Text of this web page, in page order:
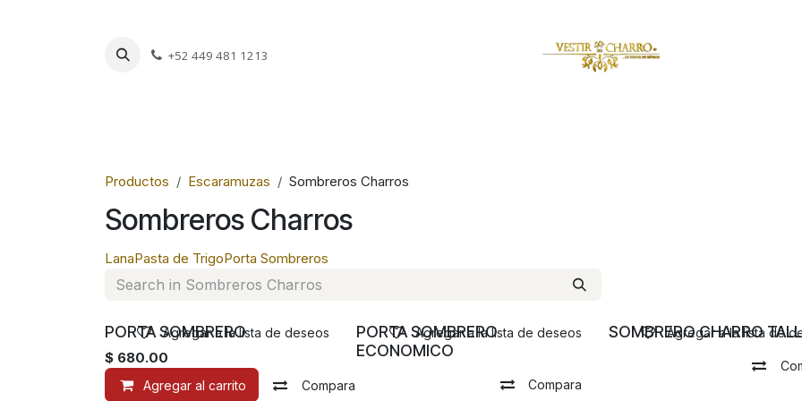
+52 449 481 1213
Productos Escaramuzas Sombreros Charros
Sombreros Charros
LanaPasta de TrigoPorta Sombreros
PORTA SOMBRERO
$ 680.00
Agregar al carrito Compara
Agregar a la lista de deseos
PORTA SOMBRERO
ECONOMICO
Compara
Agregar a la lista de deseos SOMBRERO CHARRO
Agregar a la lista de